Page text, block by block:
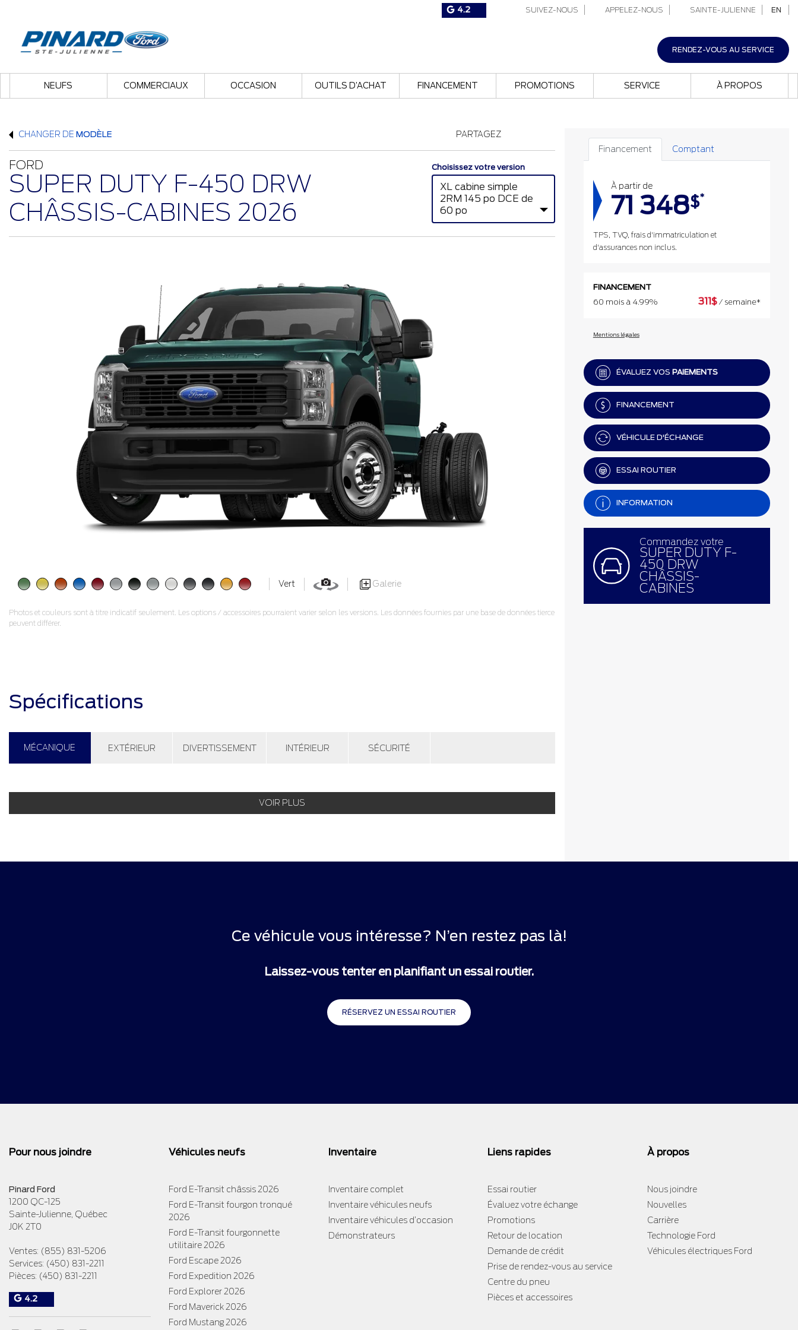
4.2 SUIVEZ-NOUS APPELEZ-NOUS SAINTE-JULIENNE EN
RENDEZ-VOUS AU SERVICE
NEUFS COMMERCIAUX OCCASION OUTILS D’ACHAT FINANCEMENT PROMOTIONS SERVICE À PROPOS
CHANGER DE MODÈLE PARTAGEZ
FORD
SUPER DUTY F-450 DRW
CHÂSSIS-CABINES 2026
Choisissez votre version
XL cabine simple
2RM 145 po DCE de
60 po
Vert Galerie
Photos et couleurs sont à titre indicatif seulement. Les options / accessoires pourraient varier selon les versions. Les données fournies par une base de données tierce
peuvent différer.
Spécifications
MÉCANIQUE EXTÉRIEUR DIVERTISSEMENT INTÉRIEUR SÉCURITÉ
VOIR PLUS
Financement Comptant
À partir de
71 348$*
TPS, TVQ, frais d'immatriculation et
d'assurances non inclus.
FINANCEMENT
60 mois à 4.99%
311$ / semaine*
Mentions légales
ÉVALUEZ VOS PAIEMENTS
FINANCEMENT
VÉHICULE D'ÉCHANGE
ESSAI ROUTIER
INFORMATION
Commandez votre
SUPER DUTY F-
450 DRW
CHÂSSIS-
CABINES
Ce véhicule vous intéresse? N’en restez pas là!
Laissez-vous tenter en planifiant un essai routier.
RÉSERVEZ UN ESSAI ROUTIER
Pour nous joindre
Pinard Ford
1200 QC-125
Sainte-Julienne Québec
J0K 2T0
Ventes: (855) 831-5206
Services: (450) 831-2211
Pièces: (450) 831-2211
4.2
Véhicules neufs
Ford E-Transit châssis 2026
Ford E-Transit fourgon tronqué
2026
Ford E-Transit fourgonnette
utilitaire 2026
Ford Escape 2026
Ford Expedition 2026
Ford Explorer 2026
Ford Maverick 2026
Ford Mustang 2026
Inventaire
Inventaire complet
Inventaire véhicules neufs
Inventaire véhicules d’occasion
Démonstrateurs
Liens rapides
Essai routier
Évaluez votre échange
Promotions
Retour de location
Demande de crédit
Prise de rendez-vous au service
Centre du pneu
Pièces et accessoires
À propos
Nous joindre
Nouvelles
Carrière
Technologie Ford
Véhicules électriques Ford